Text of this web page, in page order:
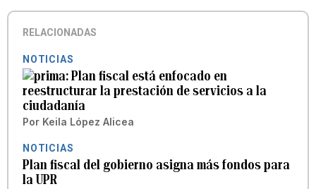
RELACIONADAS
NOTICIAS
Plan fiscal está enfocado en
reestructurar la prestación de servicios a la
ciudadanía
Por Keila López Alicea
NOTICIAS
Plan fiscal del gobierno asigna más fondos para
la UPR